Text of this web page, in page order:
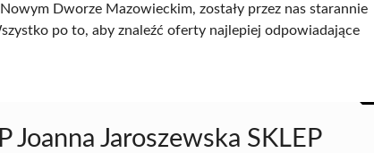
Dworze Mazowieckim, zostały przez nas starannie
po to, aby znaleźć oferty najlepiej odpowiadające
Jaroszewska SKLEP